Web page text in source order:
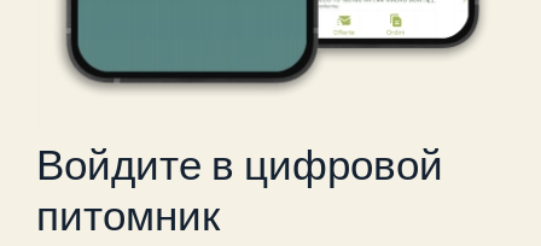
Войдите в цифровой
питомник